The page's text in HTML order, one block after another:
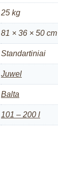
25 kg
81 × 36 × 50 cm
Standartiniai
Juwel
Balta
101 – 200 l